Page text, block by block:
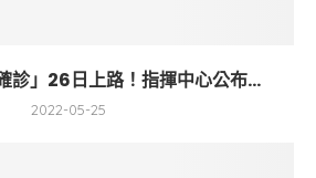
診」26日上路！指揮中心公布...
2022-05-25